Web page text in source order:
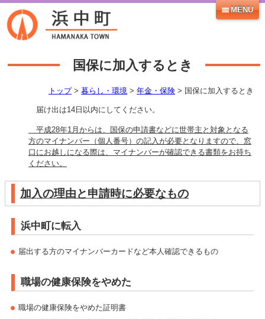
MENU
国保に加入するとき
トップ> 暮らし・環境 > 年金・保険 > 国保に加入するとき
届け出は14日以内にしてください。
平成28年1月からは、国保の申請書などに世帯主と対象となる
方のマイナンバー（個人番号）の記入が必要となりますので、窓
口にお越しになる際は、マイナンバーが確認できる書類をお持ち
ください。
加入の理由と申請時に必要なもの
浜中町に転入
届出する方のマイナンバーカードなど本人確認できるもの
職場の健康保険をやめた
職場の健康保険をやめた証明書